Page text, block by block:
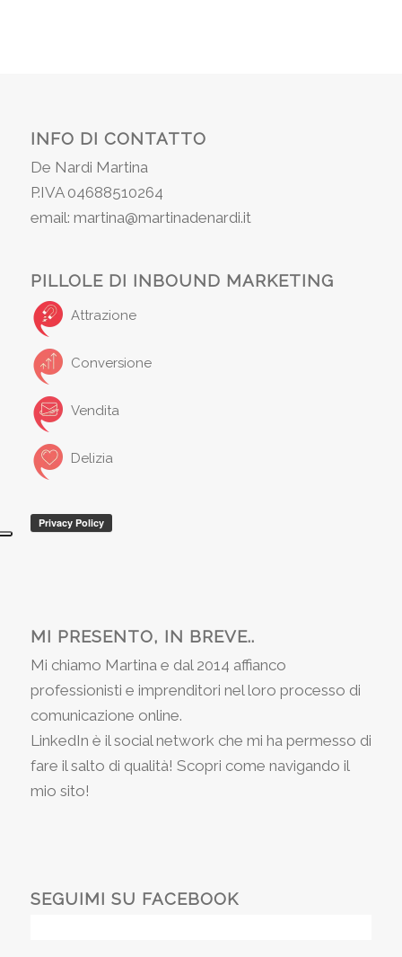
INFO DI CONTATTO
De Nardi Martina
P.IVA 04688510264
email: martina@martinadenardi.it
PILLOLE DI INBOUND MARKETING
Attrazione
Conversione
Vendita
Delizia
MI PRESENTO, IN BREVE..
Mi chiamo Martina e dal 2014 affianco
professionisti e imprenditori nel loro processo di
comunicazione online.
LinkedIn è il social network che mi ha permesso di
fare il salto di qualità! Scopri come navigando il
mio sito!
SEGUIMI SU FACEBOOK